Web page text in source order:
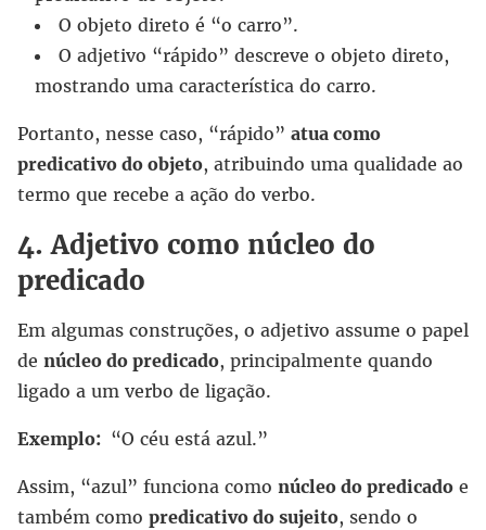
O objeto direto é “o carro”.
O adjetivo “rápido” descreve o objeto direto,
mostrando uma característica do carro.
Portanto, nesse caso, “rápido” atua como
predicativo do objeto, atribuindo uma qualidade ao
termo que recebe a ação do verbo.
4. Adjetivo como núcleo do
predicado
Em algumas construções, o adjetivo assume o papel
de núcleo do predicado, principalmente quando
ligado a um verbo de ligação.
Exemplo: “O céu está azul.”
Assim, “azul” funciona como núcleo do predicado e
também como predicativo do sujeito, sendo o